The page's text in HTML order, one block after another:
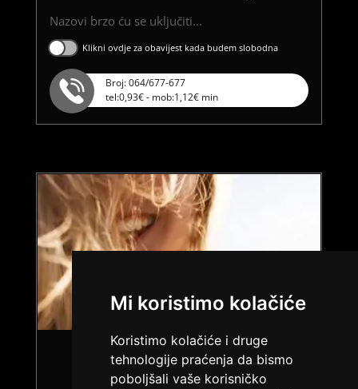
Mi koristimo kolačiće
Koristimo kolačiće i druge
tehnologije praćenja da bismo
poboljšali vaše korisničko
Nazovi brzo ću se uključiti...
Klikni ovdje za obavijest kada budem slobodna
Broj: 064/677-677
tel:0,93€ - mob:1,12€ min
LORENA /Kod #109